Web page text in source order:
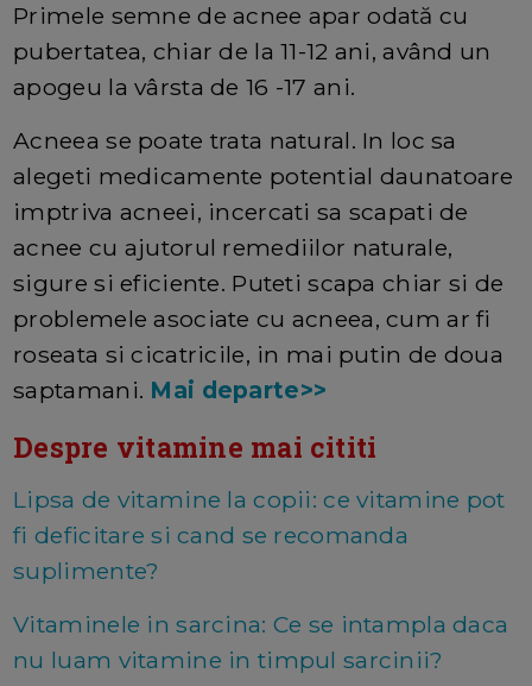
Primele semne de acnee apar odată cu
pubertatea, chiar de la 11-12 ani, având un
apogeu la vârsta de 16 -17 ani.
Acneea se poate trata natural. In loc sa
alegeti medicamente potential daunatoare
imptriva acneei, incercati sa scapati de
acnee cu ajutorul remediilor naturale,
sigure si eficiente. Puteti scapa chiar si de
problemele asociate cu acneea, cum ar fi
roseata si cicatricile, in mai putin de doua
saptamani. Mai departe>>
Despre vitamine mai cititi
Lipsa de vitamine la copii: ce vitamine pot
fi deficitare si cand se recomanda
suplimente?
Vitaminele in sarcina: Ce se intampla daca
nu luam vitamine in timpul sarcinii?